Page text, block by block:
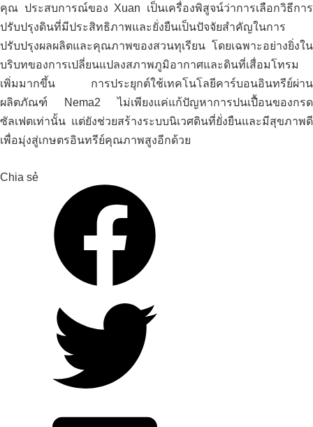
คุณ ประสบการณ์ของ Xuan เป็นเครื่องพิสูจน์ว่าการเลือกวิธีการ
ปรับปรุงดินที่มีประสิทธิภาพและยั่งยืนเป็นปัจจัยสำคัญในการ
ปรับปรุงผลผลิตและคุณภาพของสวนทุเรียน โดยเฉพาะอย่างยิ่งใน
บริบทของการเปลี่ยนแปลงสภาพภูมิอากาศและดินที่เสื่อมโทรม
เพิ่มมากขึ้น การประยุกต์ใช้เทคโนโลยีคาร์บอนอินทรีย์ผ่าน
ผลิตภัณฑ์ Nema2 ไม่เพียงแค่แก้ปัญหาการปนเปื้อนของกรด
ซัลเฟตเท่านั้น แต่ยังช่วยสร้างระบบนิเวศดินที่ยั่งยืนและมีสุขภาพดี
เพื่อมุ่งสู่เกษตรอินทรีย์คุณภาพสูงอีกด้วย
Chia sẻ
กระบวนการปรับปรุงและรักษาค่า pH
ให้คงที่สำหรับดินปลูกทุเรียน